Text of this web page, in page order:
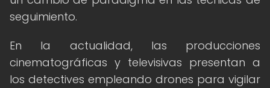
seguimiento.
En la actualidad, las producciones
cinematográficas y televisivas presentan a
los detectives empleando drones para vigilar